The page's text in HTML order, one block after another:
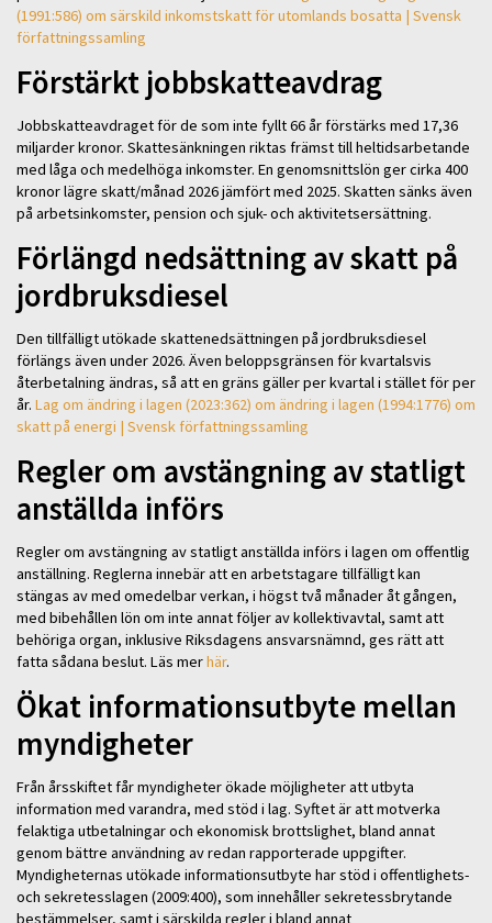
(1991:586) om särskild inkomstskatt för utomlands bosatta | Svensk
författningssamling
Förstärkt jobbskatteavdrag
Jobbskatteavdraget för de som inte fyllt 66 år förstärks med 17,36
miljarder kronor. Skattesänkningen riktas främst till heltidsarbetande
med låga och medelhöga inkomster. En genomsnittslön ger cirka 400
kronor lägre skatt/månad 2026 jämfört med 2025. Skatten sänks även
på arbetsinkomster, pension och sjuk- och aktivitetsersättning.
Förlängd nedsättning av skatt på
jordbruksdiesel
Den tillfälligt utökade skattenedsättningen på jordbruksdiesel
förlängs även under 2026. Även beloppsgränsen för kvartalsvis
återbetalning ändras, så att en gräns gäller per kvartal i stället för per
år. Lag om ändring i lagen (2023:362) om ändring i lagen (1994:1776) om
skatt på energi | Svensk författningssamling
Regler om avstängning av statligt
anställda införs
Regler om avstängning av statligt anställda införs i lagen om offentlig
anställning. Reglerna innebär att en arbetstagare tillfälligt kan
stängas av med omedelbar verkan, i högst två månader åt gången,
med bibehållen lön om inte annat följer av kollektivavtal, samt att
behöriga organ, inklusive Riksdagens ansvarsnämnd, ges rätt att
fatta sådana beslut. Läs merhär.
Ökat informationsutbyte mellan
myndigheter
Från årsskiftet får myndigheter ökade möjligheter att utbyta
information med varandra, med stöd i lag. Syftet är att motverka
felaktiga utbetalningar och ekonomisk brottslighet, bland annat
genom bättre användning av redan rapporterade uppgifter.
Myndigheternas utökade informationsutbyte har stöd i offentlighets-
och sekretesslagen (2009:400), som innehåller sekretessbrytande
bestämmelser, samt i särskilda regler i bland annat